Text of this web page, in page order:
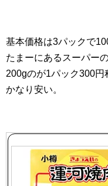
基本価格は3パックで
たまーにあるスーパー
200gのが1パック300
かなり安い。